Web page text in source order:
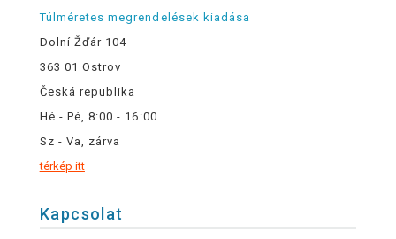
Túlméretes megrendelések kiadása
Dolní Žďár 104
363 01 Ostrov
Česká republika
Hé - Pé, 8:00 - 16:00
Sz - Va, zárva
térkép itt
Kapcsolat